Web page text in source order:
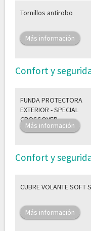
Tornillos antirobo
Más información
Confort y
FUNDA PROTECTORA
EXTERIOR - SPECIAL
CROSSOVER
Más información
Confort y
CUBRE VOLANTE SOFT
Más información